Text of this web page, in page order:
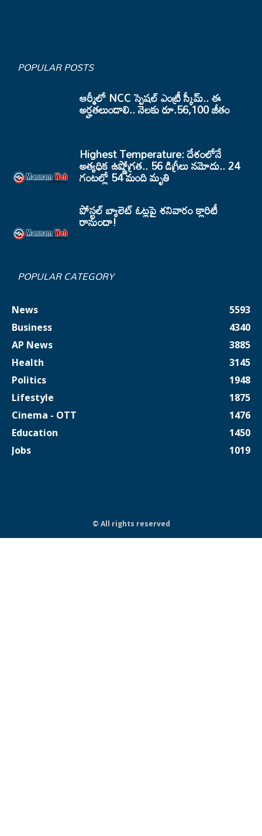
POPULAR POSTS
ఆర్మీలో NCC స్పెషల్ ఎంట్రీ స్కీమ్.. ఈ
అర్హతలుండాలి.. నెలకు రూ.56,100 జీతం
Highest Temperature: దేశంలోనే
అత్యధిక ఉష్ణోగ్రత.. 56 డిగ్రీలు నమోదు.. 24
గంటల్లో 54 మంది మృతి
పోస్టల్ బ్యాలెట్ ఓట్లపై శనివారం క్లారిటీ
రానుందా!
POPULAR CATEGORY
News
5593
Business
4340
AP News
3885
Health
3145
Politics
1948
Lifestyle
1875
Cinema - OTT
1476
Education
1450
Jobs
1019
© All rights reserved